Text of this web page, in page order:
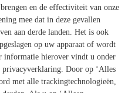
en de effectiviteit van onze
mee dat in deze gevallen
aan derde landen. Het is ook
op uw apparaat of wordt
informatie hierover vindt u onder
privacyverklaring. Door op ‘Alles
met alle trackingtechnologieën,